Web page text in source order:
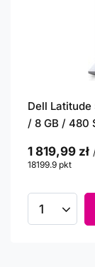
Dell Latitude
/ 8 GB / 480
1 819,99 zł
18199.9 pkt